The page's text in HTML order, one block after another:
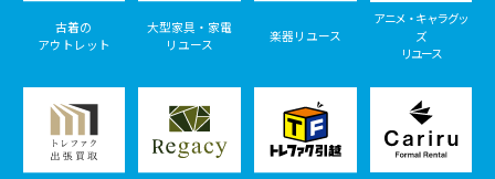
古着の
アウトレット
大型家具・家電
リユース
楽器リユース
アニメ・キャラグッ
ズ
リユース